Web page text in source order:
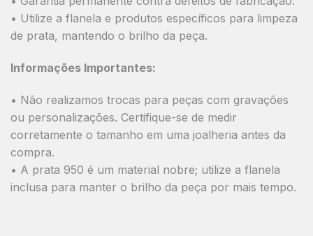
• Utilize a flanela e produtos específicos para limpeza
de prata, mantendo o brilho da peça.
Informações Importantes:
• Não realizamos trocas para peças com gravações
ou personalizações. Certifique-se de medir
corretamente o tamanho em uma joalheria antes da
compra.
• A prata 950 é um material nobre; utilize a flanela
inclusa para manter o brilho da peça por mais tempo.